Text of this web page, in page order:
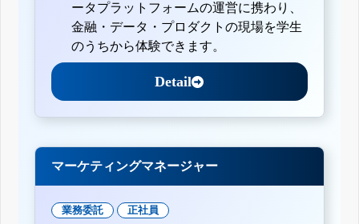
ータプラットフォームの運営に携わり、
金融・データ・プロダクトの現場を学生
のうちから体験できます。
Detail
マーケティングマネージャー
業務委託 正社員